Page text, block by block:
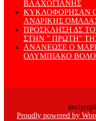
ΒΛΑΧΟΓΙΑΝΗΣ
ΚΥΚΛΟΦΟΡΗΣΑΝ
ΑΝΔΡΙΚΗΣ
ΠΡΟΣΚΛΗΣΗ ΔΣ
ΣΤΗΝ ” ΠΡΩΤΗ”
ΑΝΑΝΕΩΣΕ Ο
ΟΛΥΜΠΙΑΚΟ
Proudly powered by